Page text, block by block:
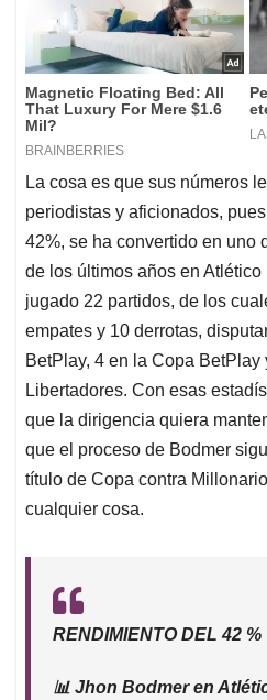
La cosa es que sus números
periodistas y aficionados,
42%, se ha convertido en uno
de los últimos años en
jugado 22 partidos, de los
empates y 10 derrotas,
BetPlay, 4 en la Copa BetPlay
Libertadores. Con esas
que la dirigencia quiera
que el proceso de Bodmer
título de Copa contra
cualquier cosa.
RENDIMIENTO DEL 42 %
📊 Jhon Bodmer en